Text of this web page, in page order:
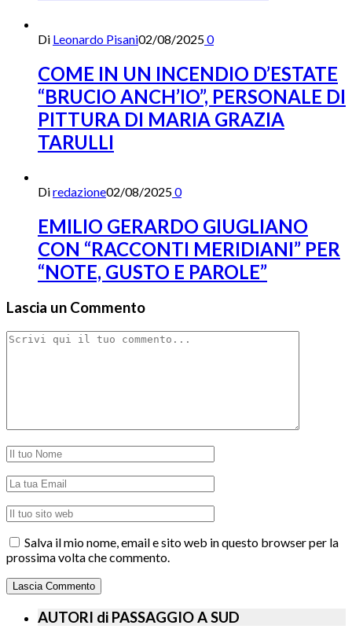
Di Leonardo Pisani02/08/20250
COME IN UN INCENDIO D’ESTATE
“BRUCIO ANCH’IO”, PERSONALE DI
PITTURA DI MARIA GRAZIA
TARULLI
Diredazione02/08/20250
EMILIO GERARDO GIUGLIANO
CON “RACCONTI MERIDIANI” PER
“NOTE, GUSTO E PAROLE”
Lascia un Commento
Salva il mio nome, email e sito web in questo browser per la
prossima volta che commento.
AUTORI di PASSAGGIO A SUD